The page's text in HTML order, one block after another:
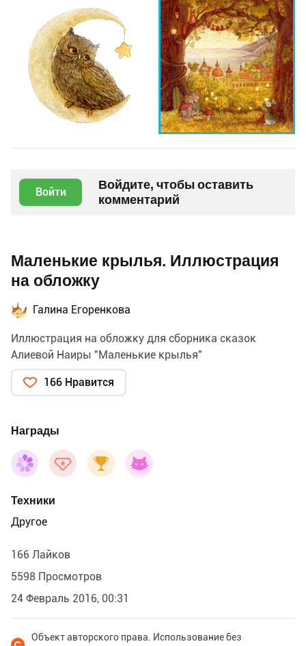
Войти
Войдите, чтобы оставить
комментарий
Маленькие крылья. Иллюстрация
на обложку
Галина Егоренкова
Иллюстрация на обложку для сборника сказок
Алиевой Наиры "Маленькие крылья"
166 Нравится
Награды
Техники
Другое
166 Лайков
5598 Просмотров
24 Февраль 2016, 00:31
Объект авторского права. Использование без